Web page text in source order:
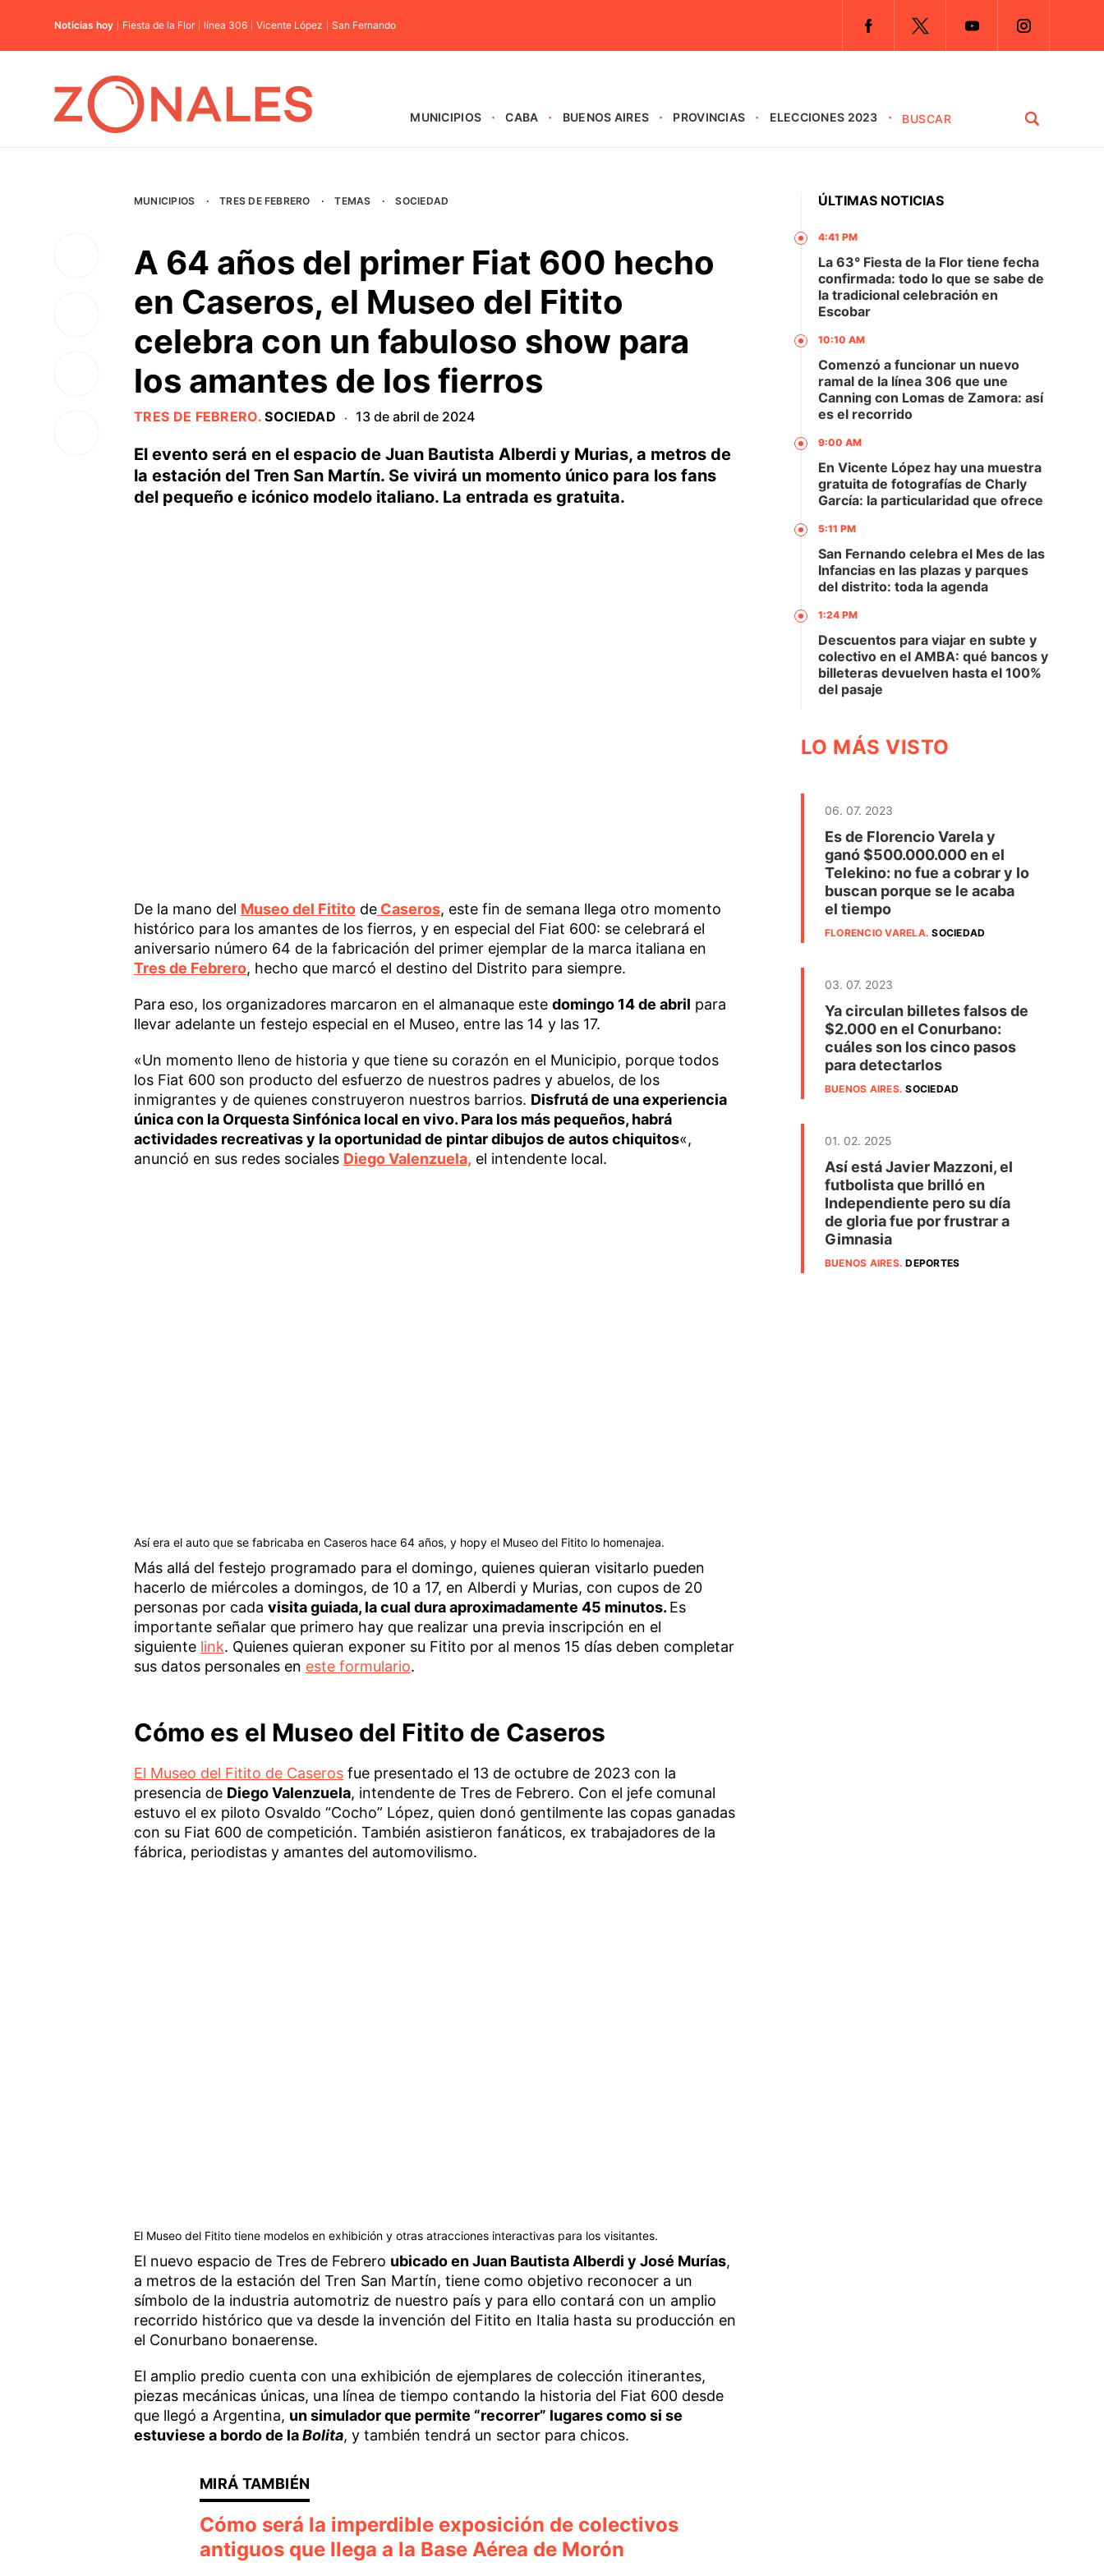
Noticias hoy Fiesta de la Flor línea 306 Vicente López San Fernando
MUNICIPIOS CABA BUENOS AIRES PROVINCIAS ELECCIONES 2023
MUNICIPIOS · TRES DE FEBRERO · TEMAS · SOCIEDAD
A 64 años del primer Fiat 600 hecho
en Caseros, el Museo del Fitito
celebra con un fabuloso show para
los amantes de los fierros
TRES DE FEBRERO.SOCIEDAD · 13 de abril de 2024
El evento será en el espacio de Juan Bautista Alberdi y Murias, a metros de
la estación del Tren San Martín. Se vivirá un momento único para los fans
del pequeño e icónico modelo italiano. La entrada es gratuita.
De la mano del Museo del FititodeCaseros, este fin de semana llega otro momento
histórico para los amantes de los fierros, y en especial del Fiat 600: se celebrará el
aniversario número 64 de la fabricación del primer ejemplar de la marca italiana en
Tres de Febrero, hecho que marcó el destino del Distrito para siempre.
Para eso, los organizadores marcaron en el almanaque este domingo 14 de abril para
llevar adelante un festejo especial en el Museo, entre las 14 y las 17.
«Un momento lleno de historia y que tiene su corazón en el Municipio, porque todos
los Fiat 600 son producto del esfuerzo de nuestros padres y abuelos, de los
inmigrantes y de quienes construyeron nuestros barrios. Disfrutá de una experiencia
única con la Orquesta Sinfónica local en vivo. Para los más pequeños, habrá
actividades recreativas y la oportunidad de pintar dibujos de autos chiquitos«,
anunció en sus redes sociales Diego Valenzuela, el intendente local.
Así era el auto que se fabricaba en Caseros hace 64 años, y hopy el Museo del Fitito lo homenajea.
Más allá del festejo programado para el domingo, quienes quieran visitarlo pueden
hacerlo de miércoles a domingos, de 10 a 17, en Alberdi y Murias, con cupos de 20
personas por cada visita guiada, la cual dura aproximadamente 45 minutos. Es
importante señalar que primero hay que realizar una previa inscripción en el
siguiente link. Quienes quieran exponer su Fitito por al menos 15 días deben completar
sus datos personales en este formulario.
Cómo es el Museo del Fitito de Caseros
El Museo del Fitito de Caserosfue presentado el 13 de octubre de 2023 con la
presencia de Diego Valenzuela, intendente de Tres de Febrero. Con el jefe comunal
estuvo el ex piloto Osvaldo “Cocho” López, quien donó gentilmente las copas ganadas
con su Fiat 600 de competición. También asistieron fanáticos, ex trabajadores de la
fábrica, periodistas y amantes del automovilismo.
El Museo del Fitito tiene modelos en exhibición y otras atracciones interactivas para los visitantes.
El nuevo espacio de Tres de Febrero ubicado en Juan Bautista Alberdi y José Murías,
a metros de la estación del Tren San Martín, tiene como objetivo reconocer a un
símbolo de la industria automotriz de nuestro país y para ello contará con un amplio
recorrido histórico que va desde la invención del Fitito en Italia hasta su producción en
el Conurbano bonaerense.
El amplio predio cuenta con una exhibición de ejemplares de colección itinerantes,
piezas mecánicas únicas, una línea de tiempo contando la historia del Fiat 600 desde
que llegó a Argentina, un simulador que permite “recorrer” lugares como si se
estuviese a bordo de laBolita, y también tendrá un sector para chicos.
Cómo será la imperdible exposición de colectivos
antiguos que llega a la Base Aérea de Morón
ÚLTIMAS NOTICIAS
4:41 PM
La 63° Fiesta de la Flor tiene fecha
confirmada: todo lo que se sabe de
la tradicional celebración en
Escobar
10:10 AM
Comenzó a funcionar un nuevo
ramal de la línea 306 que une
Canning con Lomas de Zamora: así
es el recorrido
9:00 AM
En Vicente López hay una muestra
gratuita de fotografías de Charly
García: la particularidad que ofrece
5:11 PM
San Fernando celebra el Mes de las
Infancias en las plazas y parques
del distrito: toda la agenda
1:24 PM
Descuentos para viajar en subte y
colectivo en el AMBA: qué bancos y
billeteras devuelven hasta el 100%
del pasaje
LO MÁS VISTO
06. 07. 2023
Es de Florencio Varela y
ganó $500.000.000 en el
Telekino: no fue a cobrar y lo
buscan porque se le acaba
el tiempo
FLORENCIO VARELA.SOCIEDAD
03. 07. 2023
Ya circulan billetes falsos de
$2.000 en el Conurbano:
cuáles son los cinco pasos
para detectarlos
BUENOS AIRES.SOCIEDAD
01. 02. 2025
Así está Javier Mazzoni, el
futbolista que brilló en
Independiente pero su día
de gloria fue por frustrar a
Gimnasia
BUENOS AIRES.DEPORTES